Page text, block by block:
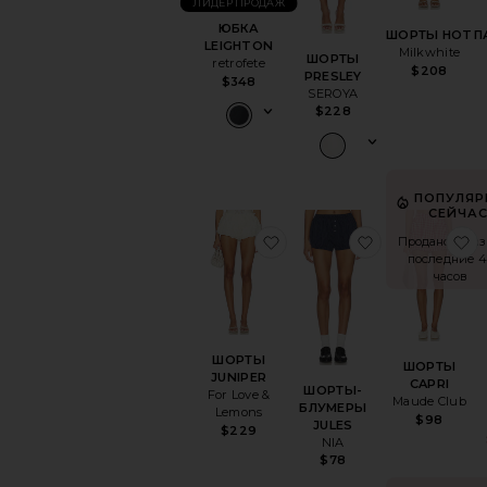
ЮБКА
LEIGHTON
retrofete
$348
ШОРТЫ
PRESLEY
SEROYA
$228
ШОРТЫ HOT
Milkwhite
$208
ШОРТЫ
JUNIPER
For Love &
Lemons
$229
избранноеШОРТЫ
ШОРТЫ-
БЛУМЕРЫ
JULES
NIA
$78
Продано 11
последние
часов
ШОРТЫ
CAPRI
Maude Club
$98